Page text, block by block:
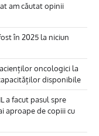
am căutat opinii
în 2025 la niciun
oncologici la
disponibile
a facut pasul spre
aproape de copiii cu